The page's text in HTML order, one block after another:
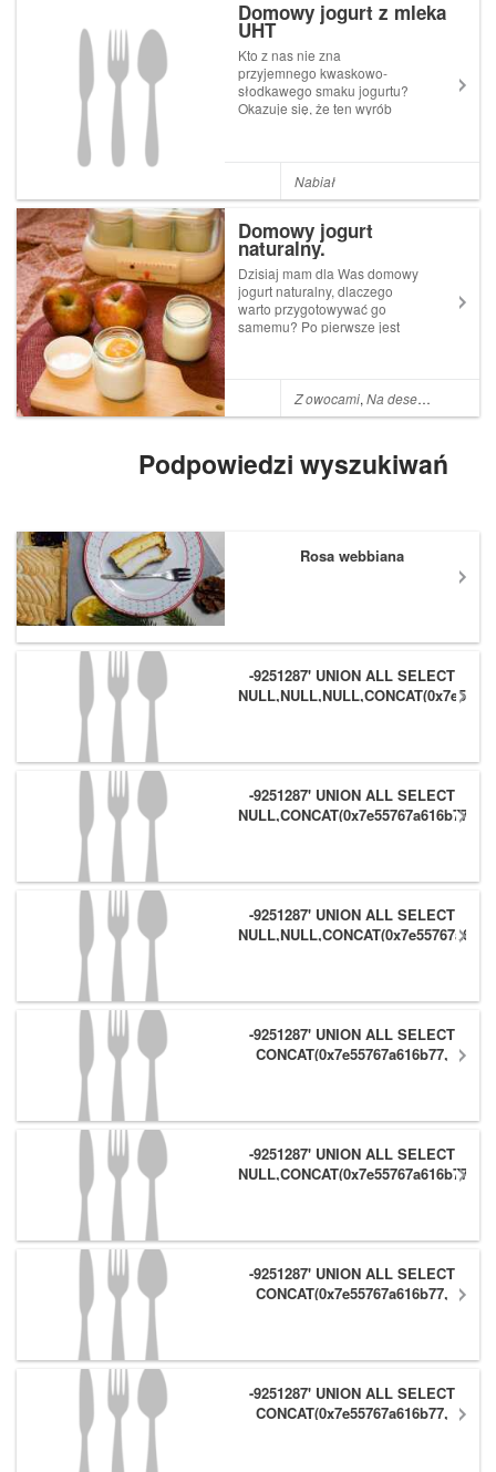
Domowy jogurt z mleka
UHT
Kto z nas nie zna
przyjemnego kwaskowo-
słodkawego smaku jogurtu?
Okazuje się, że ten wyrób
Do przygotowania domowego
jogurtu wykorzystamy mleko
temperaturze, czyl...
Nabiał
Domowy jogurt
naturalny.
Dzisiaj mam dla Was domowy
jogurt naturalny, dlaczego
warto przygotowywać go
samemu? Po pierwsze jest
Oprócz tego przygotowanie
takiego jogurtu nie zajmie
Z owocami,Na deser ,Na
Podpowiedzi wyszukiwań
Rosa webbiana
-9251287' UNION ALL SELECT
-9251287' UNION ALL SELECT
NULL,CONCAT(0x7e55767a616b77,
-9251287' UNION ALL SELECT
-9251287' UNION ALL SELECT
CONCAT(0x7e55767a616b77,
-9251287' UNION ALL SELECT
NULL,CONCAT(0x7e55767a616b77,
-9251287' UNION ALL SELECT
CONCAT(0x7e55767a616b77,
-9251287' UNION ALL SELECT
CONCAT(0x7e55767a616b77,